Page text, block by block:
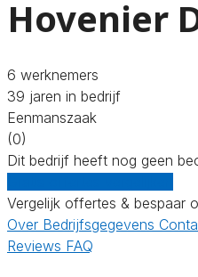
Hovenier
6 werknemers
39 jaren in bedrijf
Eenmanszaak
(0)
Dit bedrijf heeft nog geen
Vergelijk offertes & bespaar
Over Bedrijfsgegevens
Reviews FAQ